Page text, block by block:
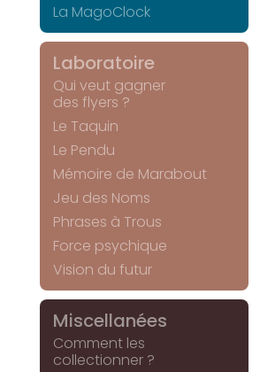
La MagoClock
Laboratoire
Qui veut gagner
des flyers ?
Le Taquin
Le Pendu
Mémoire de Marabout
Jeu des Noms
Phrases à Trous
Force psychique
Vision du futur
Miscellanées
Comment les
collectionner ?